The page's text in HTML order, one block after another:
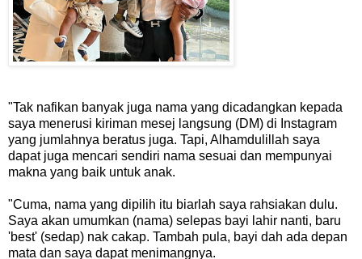
"Tak nafikan banyak juga nama yang dicadangkan kepada
saya menerusi kiriman mesej langsung (DM) di Instagram
yang jumlahnya beratus juga. Tapi, Alhamdulillah saya
dapat juga mencari sendiri nama sesuai dan mempunyai
makna yang baik untuk anak.
"Cuma, nama yang dipilih itu biarlah saya rahsiakan dulu.
Saya akan umumkan (nama) selepas bayi lahir nanti, baru
'best' (sedap) nak cakap. Tambah pula, bayi dah ada depan
mata dan saya dapat menimangnya.